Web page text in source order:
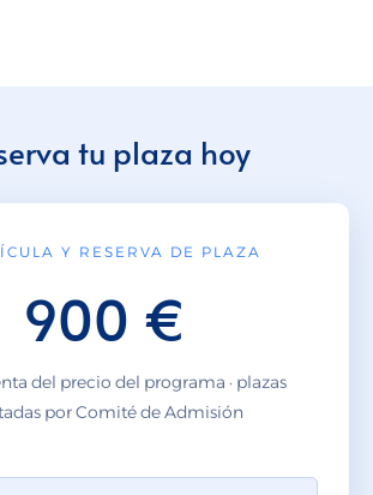
tu plaza hoy
Y RESERVA DE PLAZA
900 €
del precio del programa · plazas
por Comité de Admisión